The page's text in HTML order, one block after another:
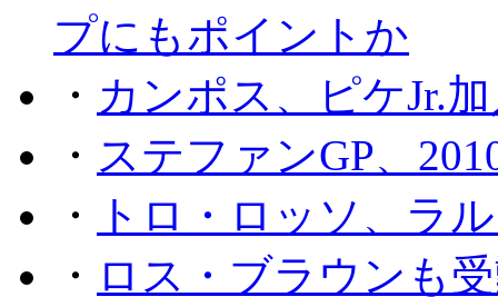
プにもポイントか
・ カンポス、ピケJr.
・ ステファンGP、
・
トロ・ロッソ、ラ
・ ロス・ブラウンも